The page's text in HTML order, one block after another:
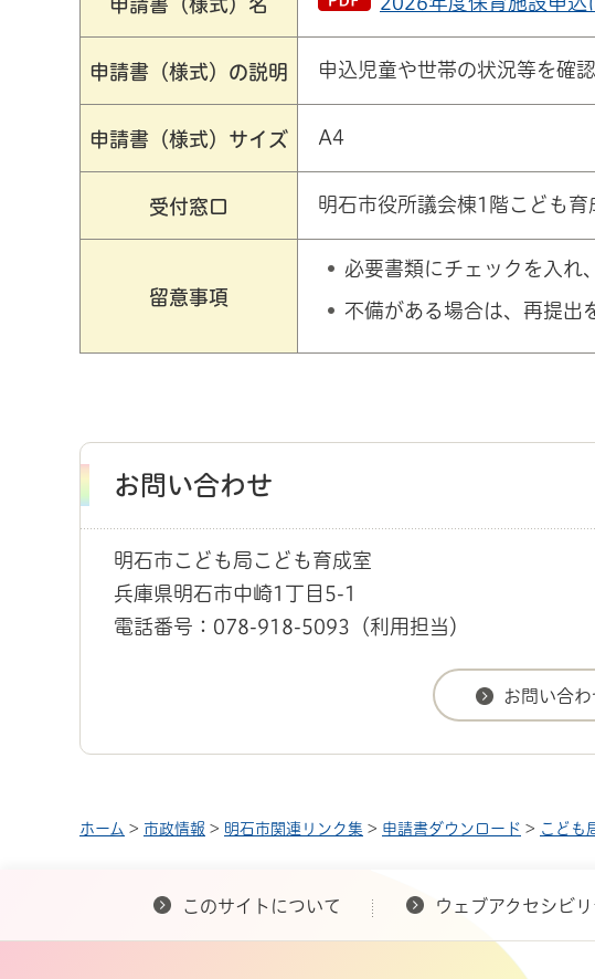
申請書（様式）名
申請書（様式）の説明 申込児童や世帯の状況等を確
申請書（様式）サイズ A4
受付窓口 明石市役所議会棟1階こども育
留意事項
必要書類にチェックを入れ
不備がある場合は、再提出
お問い合わせ
明石市こども局こども育成室
兵庫県明石市中崎1丁目5-1
電話番号：078-918-5093（利用担当）
ホーム > 市政情報 > 明石市関連リンク集 > 申請書ダウンロード > こども
このサイトについて ウェブアクセシビ